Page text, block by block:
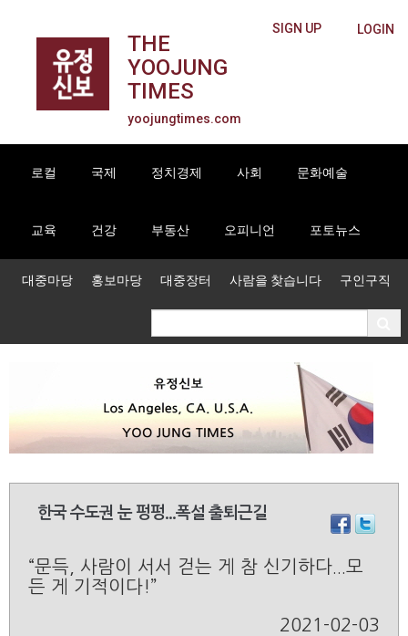
LOGIN
SIGN UP
THE
YOOJUNG
TIMES
yoojungtimes.com
로컬 국제 정치경제 사회 문화예술
교육 건강 부동산 오피니언 포토뉴스
대중마당 홍보마당 대중장터 사람을 찾습니다 구인구직
한국 수도권 눈 펑펑...폭설 출퇴근길
“문득, 사람이 서서 걷는 게 참 신기하다...모
든 게 기적이다!”
2021-02-03